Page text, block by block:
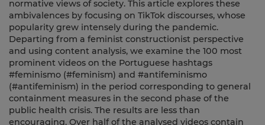
normative views of society. This article explores these
ambivalences by focusing on TikTok discourses, whose
popularity grew intensely during the pandemic.
Departing from a feminist constructionist perspective
and using content analysis, we examine the 100 most
prominent videos on the Portuguese hashtags
#feminismo (#feminism) and #antifeminismo
(#antifeminism) in the period corresponding to general
containment measures in the second phase of the
public health crisis. The results are less than
encouraging. Over half of the analysed videos contain